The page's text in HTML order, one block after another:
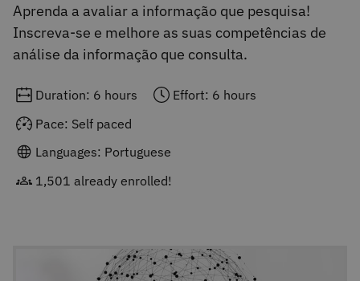
Aprenda a avaliar a informação que pesquisa!
Inscreva-se e melhore as suas competências de
análise da informação que consulta.
Duration: 6 hours
Effort: 6 hours
Pace: Self paced
Languages: Portuguese
1,501 already enrolled!